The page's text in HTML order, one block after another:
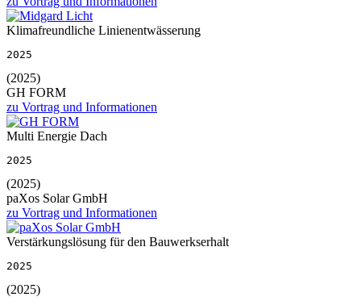
Klimafreundliche Linienentwässerung
2025
(2025)
GH FORM
zu Vortrag und Informationen
Multi Energie Dach
2025
(2025)
paXos Solar GmbH
zu Vortrag und Informationen
Verstärkungslösung für den Bauwerkserhalt
2025
(2025)